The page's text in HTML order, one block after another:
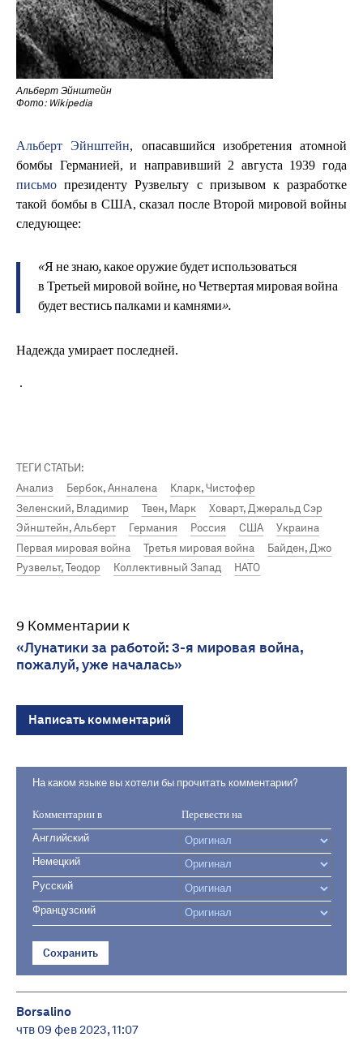
Альберт Эйнштейн
Фото: Wikipedia
Альберт Эйнштейн, опасавшийся изобретения атомной
бомбы Германией, и направивший 2 августа 1939 года
письмо президенту Рузвельту с призывом к разработке
такой бомбы в США, сказал после Второй мировой войны
следующее:
«Я не знаю, какое оружие будет использоваться
в Третьей мировой войне, но Четвертая мировая война
будет вестись палками и камнями».
Надежда умирает последней.
.
ТЕГИ СТАТЬИ:
Анализ
Бербок, Анналена
Кларк, Чистофер
Зеленский, Владимир
Твен, Марк
Ховарт, Джеральд Сэр
Эйнштейн, Альберт
Германия Россия США
Украина
Первая мировая война
Третья мировая война
Байден, Джо
Рузвельт, Теодор
Коллективный Запад НАТО
9 Комментарии к
«Лунатики за работой: 3-я мировая война,
пожалуй, уже началась»
Написать комментарий
На каком языке вы хотели бы прочитать комментарии?
Комментарии в Перевести на
Английский
Немецкий
Русский
Французский
Сохранить
Borsalino
чтв 09 фев 2023, 11:07